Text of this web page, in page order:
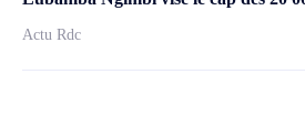
Actu Rdc